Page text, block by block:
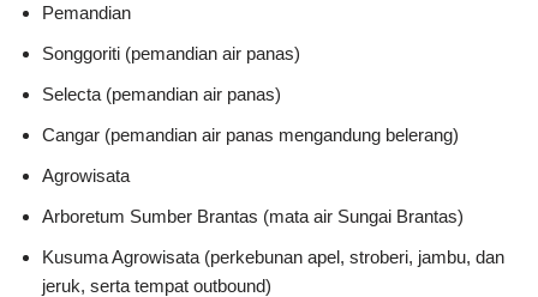
Pemandian
Songgoriti (pemandian air panas)
Selecta (pemandian air panas)
Cangar (pemandian air panas mengandung belerang)
Agrowisata
Arboretum Sumber Brantas (mata air Sungai Brantas)
Kusuma Agrowisata (perkebunan apel, stroberi, jambu, dan
jeruk, serta tempat outbound)